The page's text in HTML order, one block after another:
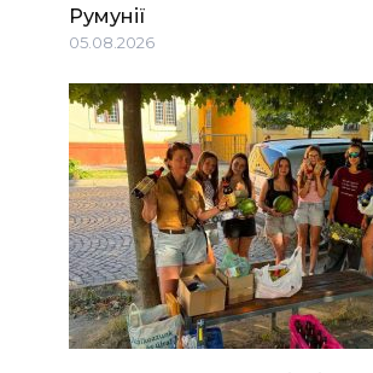
Румунії
05.08.2026